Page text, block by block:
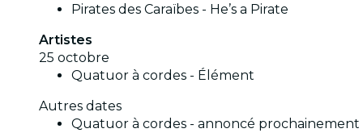
Pirates des Caraïbes - He’s a Pirate
Artistes
25 octobre
Quatuor à cordes - Élément
Autres dates
Quatuor à cordes - annoncé prochainement